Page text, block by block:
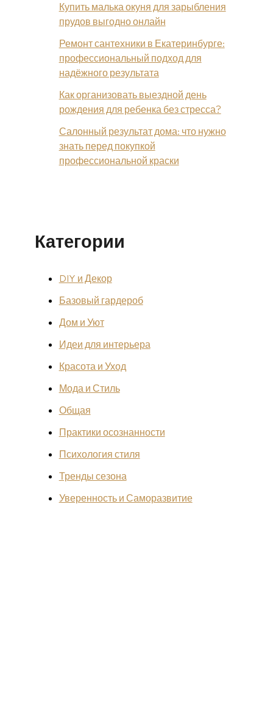
Купить малька окуня для зарыбления
прудов выгодно онлайн
Ремонт сантехники в Екатеринбурге:
профессиональный подход для
надёжного результата
Как организовать выездной день
рождения для ребенка без стресса?
Салонный результат дома: что нужно
знать перед покупкой
профессиональной краски
Категории
DIY и Декор
Базовый гардероб
Дом и Уют
Идеи для интерьера
Красота и Уход
Мода и Стиль
Общая
Практики осознанности
Психология стиля
Тренды сезона
Уверенность и Саморазвитие